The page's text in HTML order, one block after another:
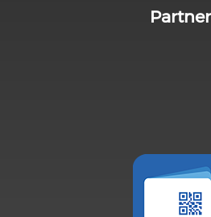
Partner